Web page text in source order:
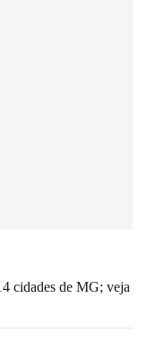
cidades de MG; veja